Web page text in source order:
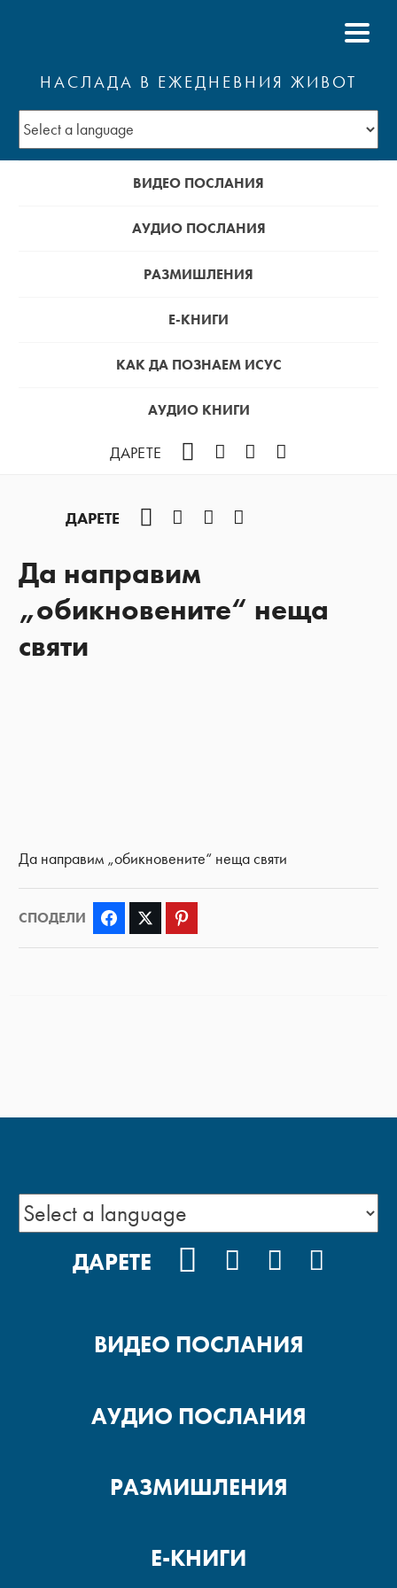
НАСЛАДА В ЕЖЕДНЕВНИЯ ЖИВОТ
ВИДЕО ПОСЛАНИЯ
АУДИО ПОСЛАНИЯ
РАЗМИШЛЕНИЯ
Е-КНИГИ
КАК ДА ПОЗНАЕМ ИСУС
АУДИО КНИГИ
ДАРЕТЕ FacebookInstagram
YouTube
ДАРЕТЕ FacebookInstagram
YouTube
Да направим
„обикновените“ неща
святи
Да направим „обикновените“ неща святи
СПОДЕЛИ Facebook Twitter
ДАРЕТЕ FACEBOOK
INSTAGRAM
YOUTUBE
ВИДЕО ПОСЛАНИЯ
АУДИО ПОСЛАНИЯ
РАЗМИШЛЕНИЯ
Е-КНИГИ